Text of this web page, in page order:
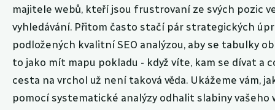
majitele webů, kteří jsou frustrovaní ze svých pozic
vyhledávání. Přitom často stačí pár strategických
podložených kvalitní SEO analýzou, aby se tabulky
to jako mít mapu pokladu - když víte, kam se dívat a
cesta na vrchol už není taková věda. Ukážeme vám,
pomocí systematické analýzy odhalit slabiny vašeho